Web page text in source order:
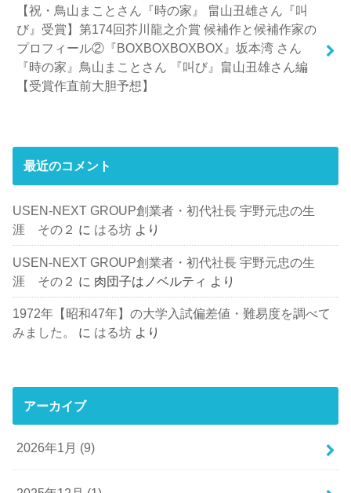
【祝・鳥山まことさん『時の家』 畠山丑雄さん『叫
び』受賞】第174回芥川龍之介賞 候補作と候補作家の
プロフィール②『BOXBOXBOXBOX』坂本湾 さん
『時の家』鳥山まことさん 『叫び』畠山丑雄さん編
【受賞作直前大胆予想】
最近のコメント
USEN-NEXT GROUP創業者・初代社長 宇野元忠の生
涯 その２ に はる坊 より
USEN-NEXT GROUP創業者・初代社長 宇野元忠の生
涯 その２ に 肉団子はノベルティ より
1972年【昭和47年】の大学入試偏差値・難易度を調べて
みました。
に はる坊 より
アーカイブ
2026年1月 (9)